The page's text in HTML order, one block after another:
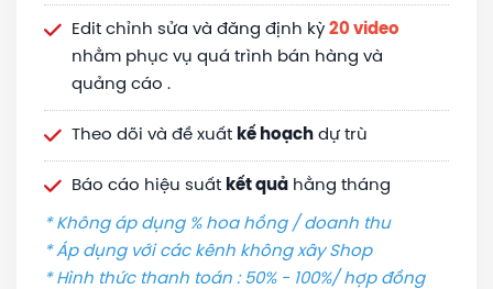
Edit chỉnh sửa và đăng định kỳ 20 video
nhằm phục vụ quá trình bán hàng và
quảng cáo .
Theo dõi và đề xuất kế hoạch dự trù
Báo cáo hiệu suất kết quả hằng tháng
* Không áp dụng % hoa hồng / doanh thu
* Áp dụng với các kênh không xây Shop
* Hình thức thanh toán : 50% - 100%/ hợp đồng